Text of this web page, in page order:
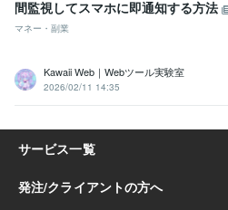
間監視してスマホに即通知する方法
マネー・副業
Kawaii Web｜Webツール実験室
2026/02/11 14:35